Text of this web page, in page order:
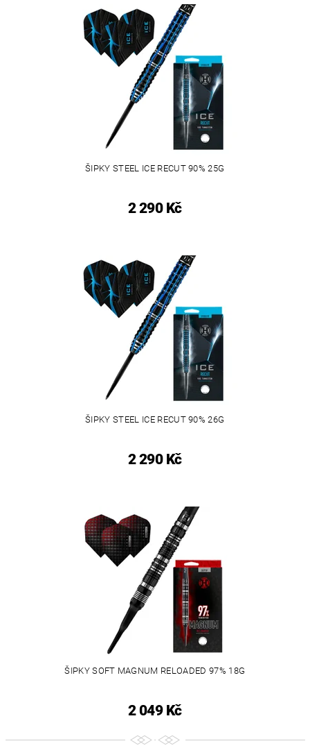
ŠIPKY STEEL ICE RECUT 90% 25G
2 290 Kč
ŠIPKY STEEL ICE RECUT 90% 26G
2 290 Kč
ŠIPKY SOFT MAGNUM RELOADED 97% 18G
2 049 Kč